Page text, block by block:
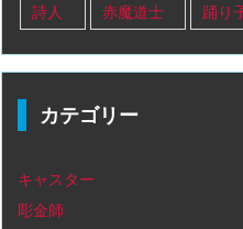
詩人 赤魔道士 踊り
カテゴリー
キャスター
彫金師